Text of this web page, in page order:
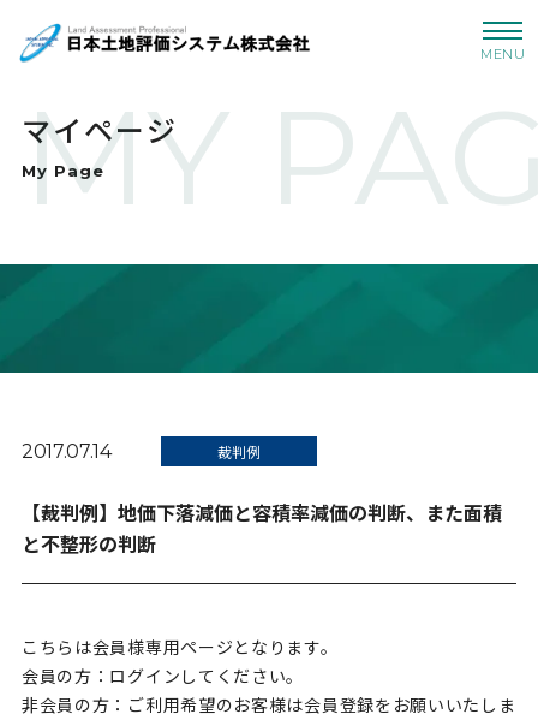
MENU
MY
マイページ
My Page
2017.07.14 裁判例
【裁判例】地価下落減価と容積率減価の判断、また面積
と不整形の判断
こちらは会員様専用ページとなります。
会員の方：ログインしてください。
非会員の方：ご利用希望のお客様は会員登録をお願いいたしま